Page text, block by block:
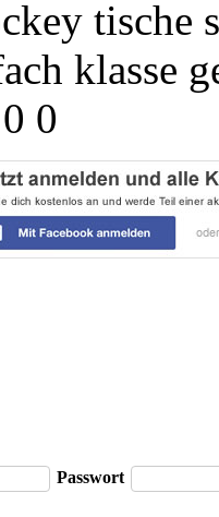
tische
klasse
0 0
Passwort